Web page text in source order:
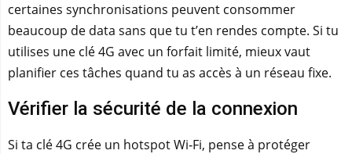
certaines synchronisations peuvent consommer
beaucoup de data sans que tu t’en rendes compte. Si tu
utilises une clé 4G avec un forfait limité, mieux vaut
planifier ces tâches quand tu as accès à un réseau fixe.
Vérifier la sécurité de la connexion
Si ta clé 4G crée un hotspot Wi‑Fi, pense à protéger